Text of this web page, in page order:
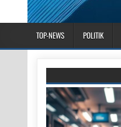
TOP-NEWS POLITIK